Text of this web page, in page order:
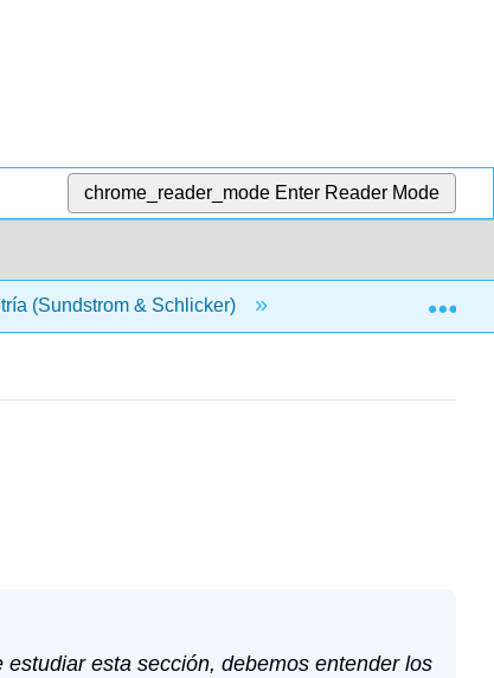
chrome_reader_mode Enter Reader Mode
(Sundstrom & Schlicker) 2: Gráficas de las
esta sección, debemos entender los